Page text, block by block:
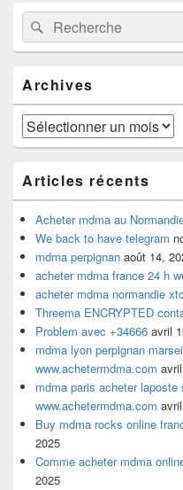
Zone
principale
de
widget
barre
latérale
Recherche :Rechercher
Archives
Archives
Articles récents
Acheter mdma au
We back to have telegram
mdma perpignan août 14,
acheter mdma france 24 h
acheter mdma normandie
Threema ENCRYPTED
Problem avec +34666 avril
mdma lyon perpignan
www.achetermdma.com
mdma paris acheter
www.achetermdma.com
Buy mdma rocks online
2025
Comme acheter mdma
2025